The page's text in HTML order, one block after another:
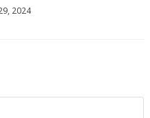
29, 2024